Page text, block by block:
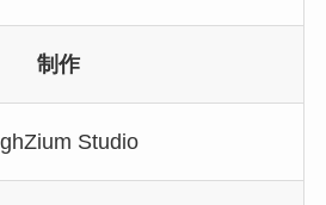
制作
Studio